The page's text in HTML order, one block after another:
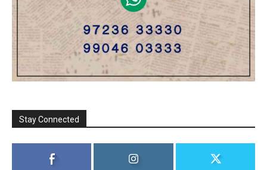
Stay Connected